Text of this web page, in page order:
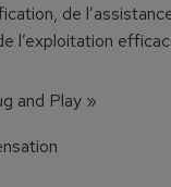
de
l’exploitation
and Play »